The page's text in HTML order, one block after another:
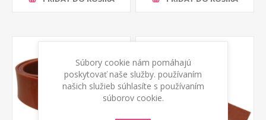
Súbory cookie nám pomáhajú
poskytovať naše služby. používaním
našich služieb súhlasíte s používaním
súborov cookie.